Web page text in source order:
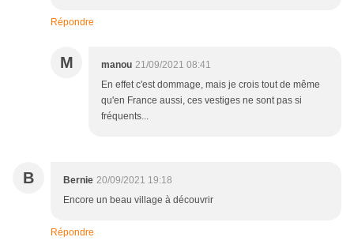
Répondre
M manou 21/09/2021 08:41
En effet c'est dommage, mais je crois tout de même
qu'en France aussi, ces vestiges ne sont pas si
fréquents...
B Bernie 20/09/2021 19:18
Encore un beau village à découvrir
Répondre